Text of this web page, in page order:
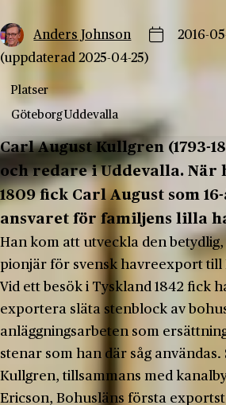
Anders Johnson
2016-
(uppdaterad 2025-04-25)
Platser
Göteborg Uddevalla
Carl August Kullgren (1793-
och redare i Uddevalla. När
1809 fick Carl August som
ansvaret för familjens lilla
Han kom att utveckla den
pionjär för svensk havreexport till
Vid ett besök i Tyskland 1842 fick
exportera släta stenblock av
anläggningsarbeten som
stenar som han där såg
Kullgren, tillsammans med
Ericson, Bohusläns första